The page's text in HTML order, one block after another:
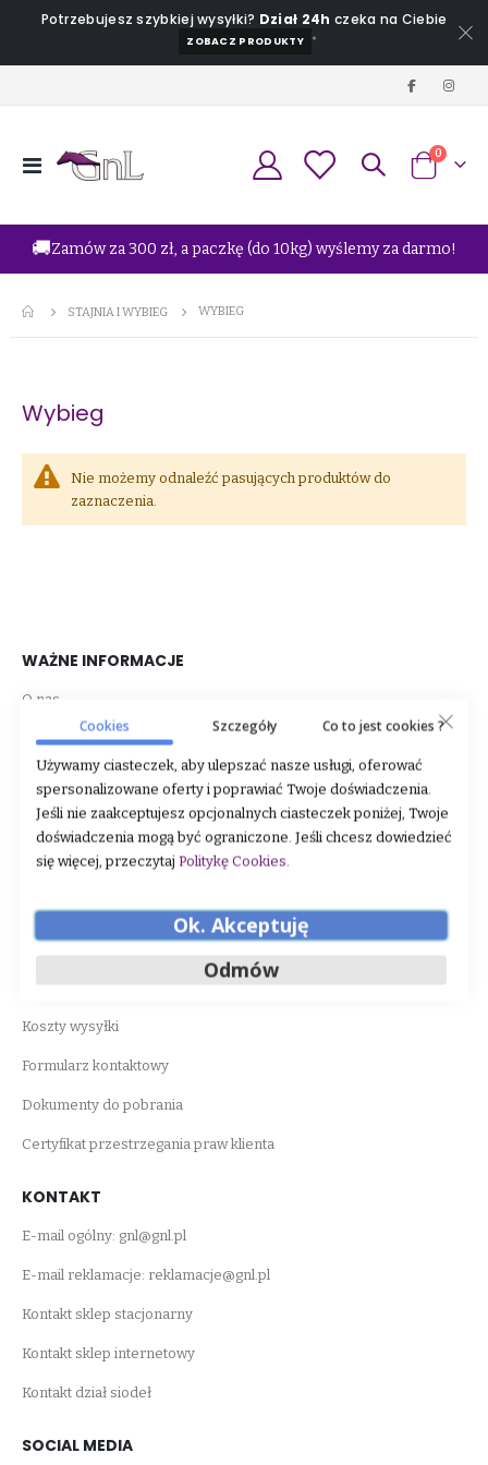
Potrzebujesz szybkiej wysyłki? Dział 24h czeka na Ciebie
ZOBACZ PRODUKTY *
Przełącznik
Koszyk
0
🚚Zamów za 300 zł, a paczkę (do 10kg) wyślemy za darmo!
STAJNIA I WYBIEG WYBIEG
Wybieg
Nie możemy odnaleźć pasujących produktów do
zaznaczenia.
WAŻNE INFORMACJE
O nas
Dane firmy
Regulamin
Zwroty i reklamacje
Polityka prywatności
STREFA KLIENTA
Rabaty
Koszty wysyłki
Formularz kontaktowy
Dokumenty do pobrania
Certyfikat przestrzegania praw klienta
KONTAKT
E-mail ogólny: gnl@gnl.pl
E-mail reklamacje: reklamacje@gnl.pl
Kontakt sklep stacjonarny
Kontakt sklep internetowy
Kontakt dział siodeł
SOCIAL MEDIA
Cookies Szczegóły Co to jest cookies ?
Używamy ciasteczek, aby ulepszać nasze usługi, oferować
spersonalizowane oferty i poprawiać Twoje doświadczenia.
Jeśli nie zaakceptujesz opcjonalnych ciasteczek poniżej, Twoje
doświadczenia mogą być ograniczone. Jeśli chcesz dowiedzieć
się więcej, przeczytaj Politykę Cookies.
Ok. Akceptuję
Odmów